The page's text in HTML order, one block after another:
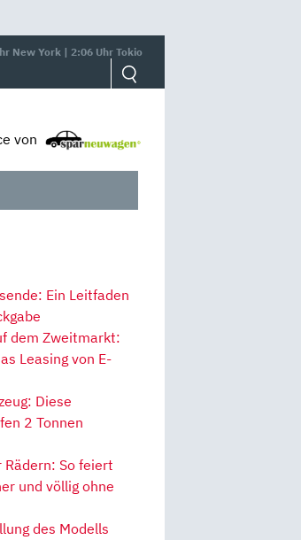
New York | 2:06 Uhr Tokio
von
Ein Leitfaden
dem Zweitmarkt:
Leasing von E-
Diese
2 Tonnen
So feiert
und völlig ohne
des Modells